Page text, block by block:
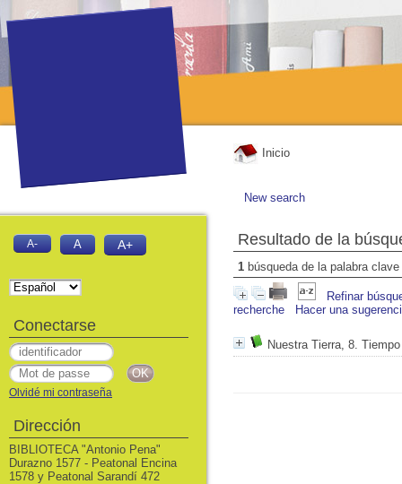
Inicio
New search
Resultado de la
1 búsqueda de la palabra clave
Refinar
recherche
Hacer una
Nuestra Tierra, 8.
A- A A+
Conectarse
Olvidé mi contraseña
Dirección
BIBLIOTECA "Antonio Pena"
Durazno 1577 - Peatonal Encina
1578 y Peatonal Sarandí 472